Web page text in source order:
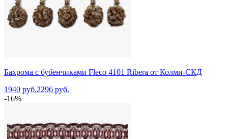
Бахрома с бубенчиками Fleco 4101 Ribera от Колми-СКД
1940 руб.2296 руб.
-16%